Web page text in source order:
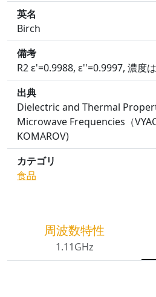
英名
Birch
備考
R2 ε'=0.9988, ε''=0.9997, 濃度
出典
Dielectric and Thermal
Microwave Frequencies（
KOMAROV)
カテゴリ
食品
周波数特性
1.11GHz